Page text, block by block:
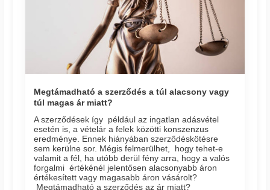
Megtámadható a szerződés a túl alacsony vagy
túl magas ár miatt?
A szerződések így például az ingatlan adásvétel
esetén is, a vételár a felek közötti konszenzus
eredménye. Ennek hiányában szerződéskötésre
sem kerülne sor. Mégis felmerülhet, hogy tehet-e
valamit a fél, ha utóbb derül fény arra, hogy a valós
forgalmi értékénél jelentősen alacsonyabb áron
értékesített vagy magasabb áron vásárolt?
Megtámadható a szerződés az ár miatt?